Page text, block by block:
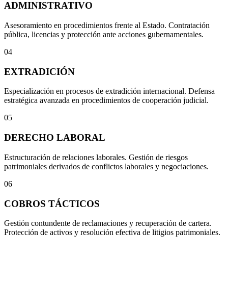
ADMINISTRATIVO
Asesoramiento en procedimientos frente al Estado. Contratación
pública, licencias y protección ante acciones gubernamentales.
04
EXTRADICIÓN
Especialización en procesos de extradición internacional. Defensa
estratégica avanzada en procedimientos de cooperación judicial.
05
DERECHO LABORAL
Estructuración de relaciones laborales. Gestión de riesgos
patrimoniales derivados de conflictos laborales y negociaciones.
06
COBROS TÁCTICOS
Gestión contundente de reclamaciones y recuperación de cartera.
Protección de activos y resolución efectiva de litigios patrimoniales.